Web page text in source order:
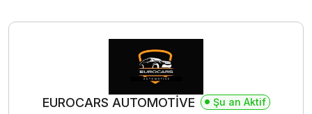
EUROCARS AUTOMOTİVE
Şu an Aktif